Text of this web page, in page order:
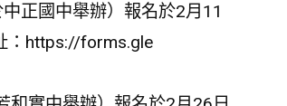
正國中舉辦）報名於2月11
：https://forms.gle